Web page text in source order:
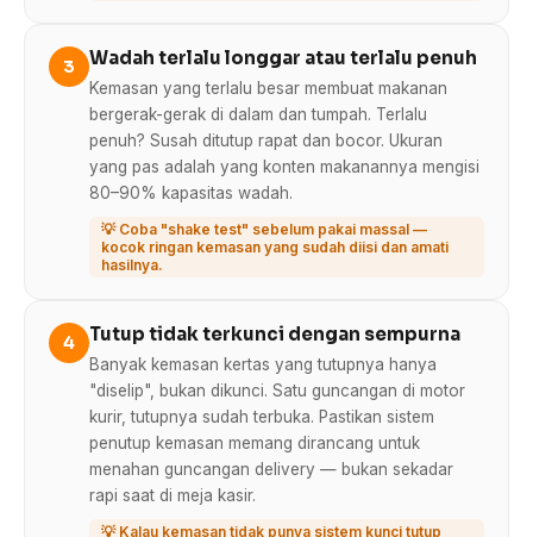
3 Wadah terlalu longgar atau terlalu penuh
Kemasan yang terlalu besar membuat makanan
bergerak-gerak di dalam dan tumpah. Terlalu
penuh? Susah ditutup rapat dan bocor. Ukuran
yang pas adalah yang konten makanannya mengisi
80–90% kapasitas wadah.
💡 Coba "shake test" sebelum pakai massal —
kocok ringan kemasan yang sudah diisi dan amati
hasilnya.
4 Tutup tidak terkunci dengan sempurna
Banyak kemasan kertas yang tutupnya hanya
"diselip", bukan dikunci. Satu guncangan di motor
kurir, tutupnya sudah terbuka. Pastikan sistem
penutup kemasan memang dirancang untuk
menahan guncangan delivery — bukan sekadar
rapi saat di meja kasir.
💡 Kalau kemasan tidak punya sistem kunci tutup